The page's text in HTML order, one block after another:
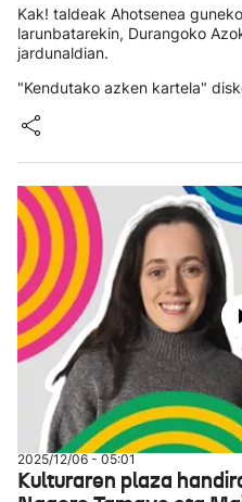
Kak! taldeak Ahotsenea
larunbatarekin, Durangoko
jardunaldian.
"Kendutako azken kartela"
2025/12/06 - 05:01
Kulturaren plaza